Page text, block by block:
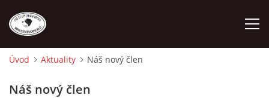
Úvod Aktuality Náš nový člen
Náš nový člen